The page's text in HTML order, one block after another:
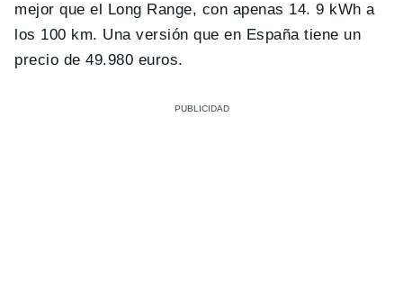
mejor que el Long Range, con apenas 14. 9 kWh a
los 100 km. Una versión que en España tiene un
precio de 49.980 euros.